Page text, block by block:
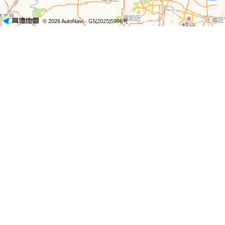
© 2026 AutoNavi - GS(2025)5996号